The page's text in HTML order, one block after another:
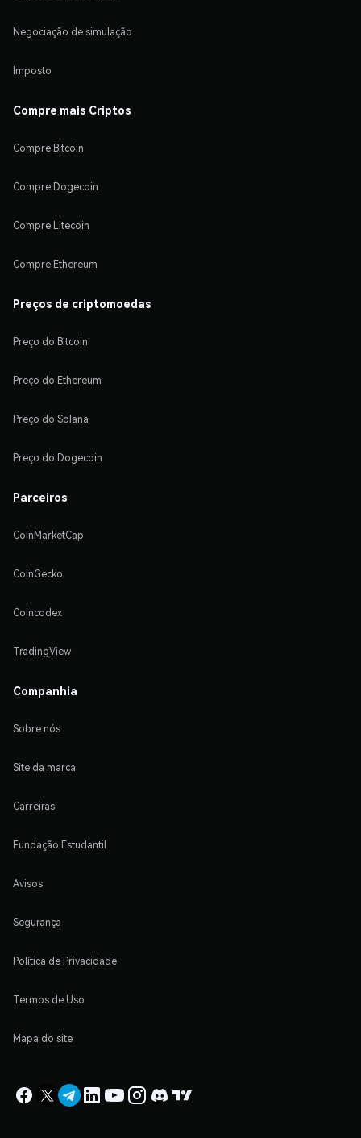
Negociação de simulação
Imposto
Compre mais Criptos
Compre Bitcoin
Compre Dogecoin
Compre Litecoin
Compre Ethereum
Preços de criptomoedas
Preço do Bitcoin
Preço do Ethereum
Preço do Solana
Preço do Dogecoin
Parceiros
CoinMarketCap
CoinGecko
Coincodex
TradingView
Companhia
Sobre nós
Site da marca
Carreiras
Fundação Estudantil
Avisos
Segurança
Política de Privacidade
Termos de Uso
Mapa do site